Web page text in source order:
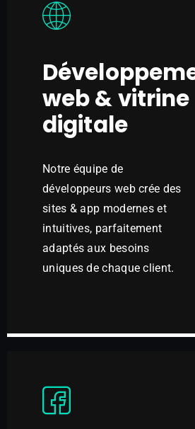
web & vitrine
digitale
Notre équipe de
développeurs web crée des
sites & app modernes et
intuitives, parfaitement
adaptés aux besoins
uniques de chaque client.